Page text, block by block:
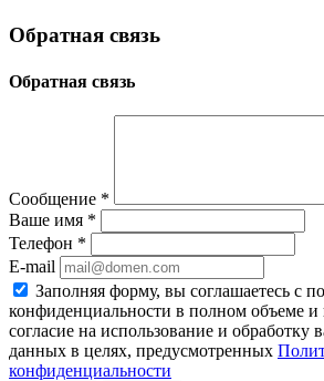
Обратная связь
Обратная связь
Сообщение *
Ваше имя *
Телефон *
E-mail
Заполняя форму, вы соглашаетесь с
конфиденциальности в полном объеме и
согласие на использование и обработку
данных в целях, предусмотренных
конфиденциальности